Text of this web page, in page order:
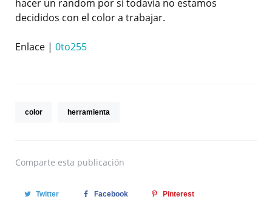
hacer un random por si todavía no estamos
decididos con el color a trabajar.
Enlace | 0to255
color herramienta
Comparte esta publicación
Twitter Facebook Pinterest